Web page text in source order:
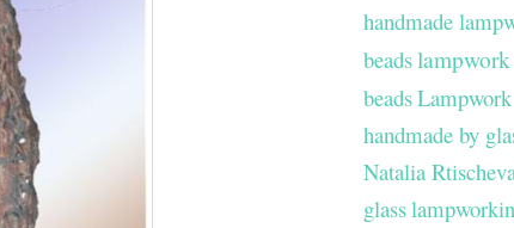
handmade
beadslampwork
beadsLampwork
handmade by
Natalia
glass